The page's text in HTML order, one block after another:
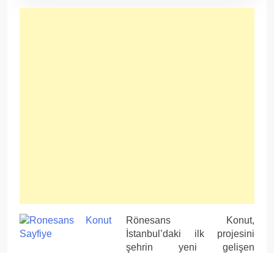
Rönesans Konut,
İstanbul’daki ilk projesini
şehrin yeni gelişen